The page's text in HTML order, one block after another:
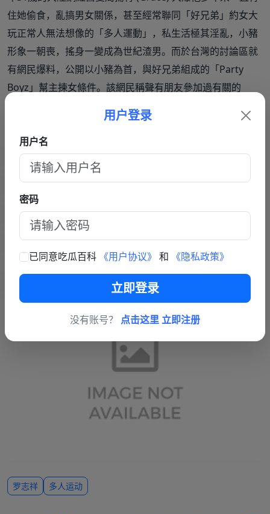
住她偷食，亂搞男女關係，甚至經常聯同「好兄弟」約女大
玩正常人無法想像的「多人運動」，私生活極其淫亂，小豬
形象一朝喪，搖身一變成為世紀渣男。而於台灣的討論區就
有網民爆料，公開以小豬為首，與好兄弟組成的「Party
Boyz」幫主揀女條件。該網民稱聲有朋友參加過有關的
Party，所以知道當中的玩法。
罗志祥 多人运动
用户登录
用户名
密码
已同意吃瓜百科 《用户协议》 和 《隐私政策》
立即登录
没有账号？ 点击这里 立即注册